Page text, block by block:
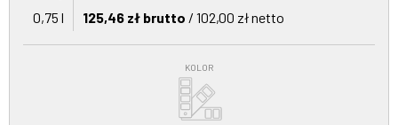
0,75 l
125,46 zł brutto / 102,00 zł netto
KOLOR